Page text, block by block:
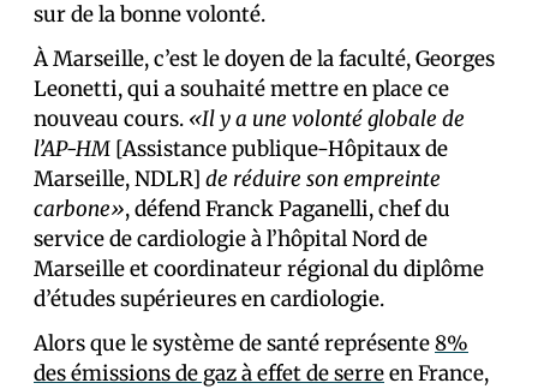
sur de la bonne volonté.
À Marseille, c’est le doyen de la faculté, Georges
Leonetti, qui a souhaité mettre en place ce
nouveau cours. «Il y a une volonté globale de
l’AP-HM [Assistance publique-Hôpitaux de
Marseille, NDLR] de réduire son empreinte
carbone», défend Franck Paganelli, chef du
service de cardiologie à l’hôpital Nord de
Marseille et coordinateur régional du diplôme
d’études supérieures en cardiologie.
Alors que le système de santé représente8%
des émissions de gaz à effet de serreen France,